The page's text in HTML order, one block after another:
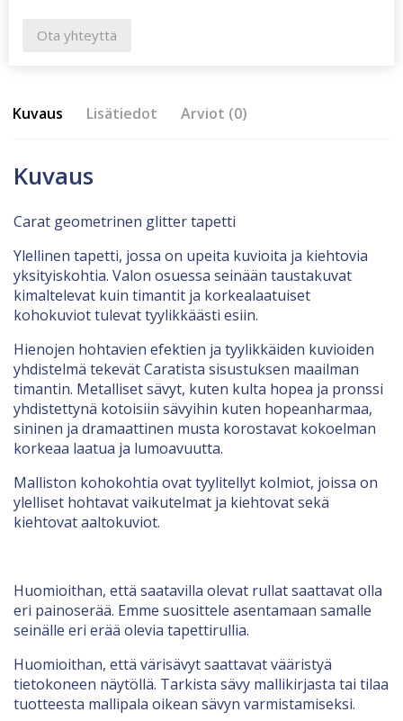
Ota yhteyttä
Kuvaus Lisätiedot Arviot (0)
Kuvaus
Carat geometrinen glitter tapetti
Ylellinen tapetti, jossa on upeita kuvioita ja kiehtovia
yksityiskohtia. Valon osuessa seinään taustakuvat
kimaltelevat kuin timantit ja korkealaatuiset
kohokuviot tulevat tyylikkäästi esiin.
Hienojen hohtavien efektien ja tyylikkäiden kuvioiden
yhdistelmä tekevät Caratista sisustuksen maailman
timantin. Metalliset sävyt, kuten kulta hopea ja pronssi
yhdistettynä kotoisiin sävyihin kuten hopeanharmaa,
sininen ja dramaattinen musta korostavat kokoelman
korkeaa laatua ja lumoavuutta.
Malliston kohokohtia ovat tyylitellyt kolmiot, joissa on
ylelliset hohtavat vaikutelmat ja kiehtovat sekä
kiehtovat aaltokuviot.
Huomioithan, että saatavilla olevat rullat saattavat olla
eri painoserää. Emme suosittele asentamaan samalle
seinälle eri erää olevia tapettirullia.
Huomioithan, että värisävyt saattavat vääristyä
tietokoneen näytöllä. Tarkista sävy mallikirjasta tai tilaa
tuotteesta mallipala oikean sävyn varmistamiseksi.